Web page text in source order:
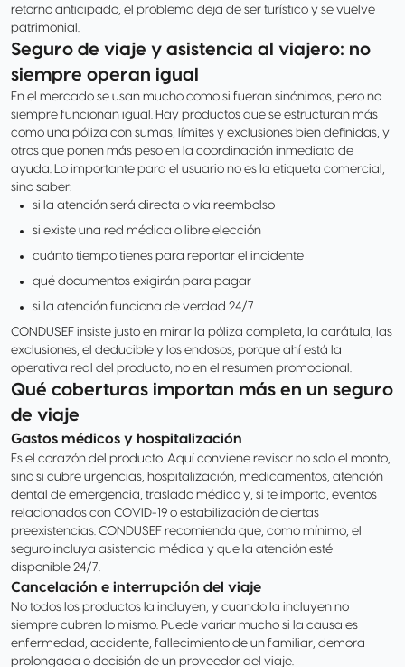
retorno anticipado, el problema deja de ser turístico y se vuelve
patrimonial.
Seguro de viaje y asistencia al viajero: no
siempre operan igual
En el mercado se usan mucho como si fueran sinónimos, pero no
siempre funcionan igual. Hay productos que se estructuran más
como una póliza con sumas, límites y exclusiones bien definidas, y
otros que ponen más peso en la coordinación inmediata de
ayuda. Lo importante para el usuario no es la etiqueta comercial,
sino saber:
si la atención será directa o vía reembolso
si existe una red médica o libre elección
cuánto tiempo tienes para reportar el incidente
qué documentos exigirán para pagar
si la atención funciona de verdad 24/7
CONDUSEF insiste justo en mirar la póliza completa, la carátula, las
exclusiones, el deducible y los endosos, porque ahí está la
operativa real del producto, no en el resumen promocional.
Qué coberturas importan más en un seguro
de viaje
Gastos médicos y hospitalización
Es el corazón del producto. Aquí conviene revisar no solo el monto,
sino si cubre urgencias, hospitalización, medicamentos, atención
dental de emergencia, traslado médico y, si te importa, eventos
relacionados con COVID-19 o estabilización de ciertas
preexistencias. CONDUSEF recomienda que, como mínimo, el
seguro incluya asistencia médica y que la atención esté
disponible 24/7.
Cancelación e interrupción del viaje
No todos los productos la incluyen, y cuando la incluyen no
siempre cubren lo mismo. Puede variar mucho si la causa es
enfermedad, accidente, fallecimiento de un familiar, demora
prolongada o decisión de un proveedor del viaje.